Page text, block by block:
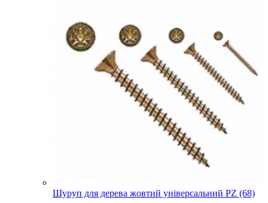
Шуруп для дерева жовтий універсальний PZ (68)